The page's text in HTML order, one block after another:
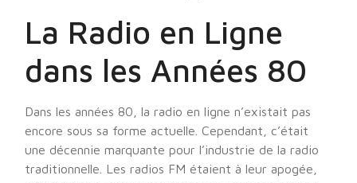
La Radio en Ligne
dans les Années 80
Dans les années 80, la radio en ligne n’existait pas
encore sous sa forme actuelle. Cependant, c’était
une décennie marquante pour l’industrie de la radio
traditionnelle. Les radios FM étaient à leur apogée,